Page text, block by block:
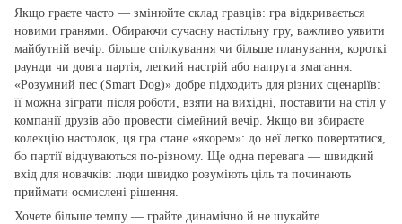
Якщо граєте часто — змінюйте склад гравців: гра відкривається
новими гранями. Обираючи сучасну настільну гру, важливо уявити
майбутній вечір: більше спілкування чи більше планування, короткі
раунди чи довга партія, легкий настрій або напруга змагання.
«Розумний пес (Smart Dog)» добре підходить для різних сценаріїв:
її можна зіграти після роботи, взяти на вихідні, поставити на стіл у
компанії друзів або провести сімейний вечір. Якщо ви збираєте
колекцію настолок, ця гра стане «якорем»: до неї легко повертатися,
бо партії відчуваються по‑різному. Ще одна перевага — швидкий
вхід для новачків: люди швидко розуміють ціль та починають
приймати осмислені рішення.
Хочете більше темпу — грайте динамічно й не шукайте